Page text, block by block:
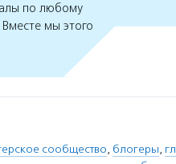
по любому
мы этого
сообщество, блогеры,